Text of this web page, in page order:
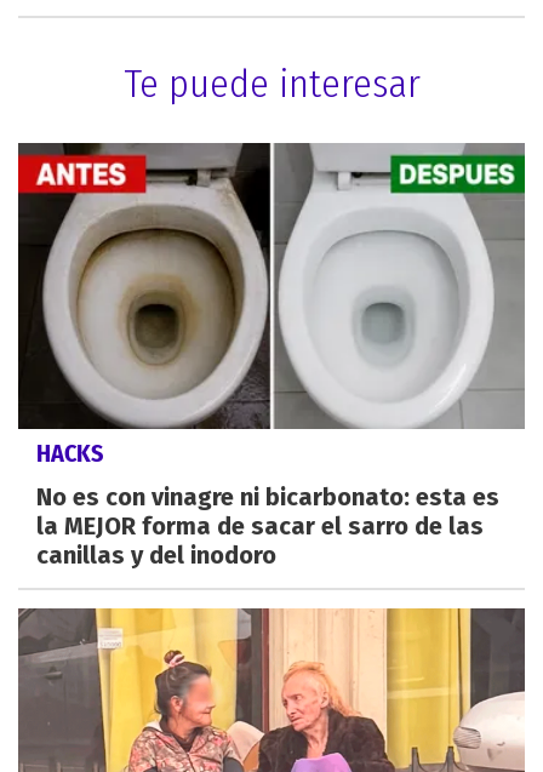
Te puede interesar
HACKS
No es con vinagre ni bicarbonato: esta es
la MEJOR forma de sacar el sarro de las
canillas y del inodoro